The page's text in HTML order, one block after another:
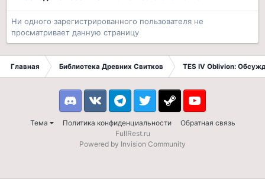
Ни одного зарегистрированного пользователя не
просматривает данную страницу
Главная Библиотека Древних Свитков TES IV Oblivion:
Тема Политика конфиденциальности Обратная связь
DiscordVK TelegramTwitter Steam Youtube
FullRest.ru
Powered by Invision Community